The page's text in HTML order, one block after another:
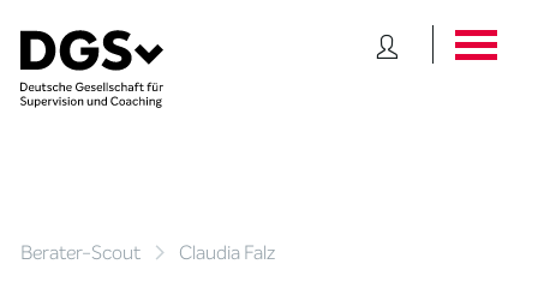
Berater-Scout Claudia Falz